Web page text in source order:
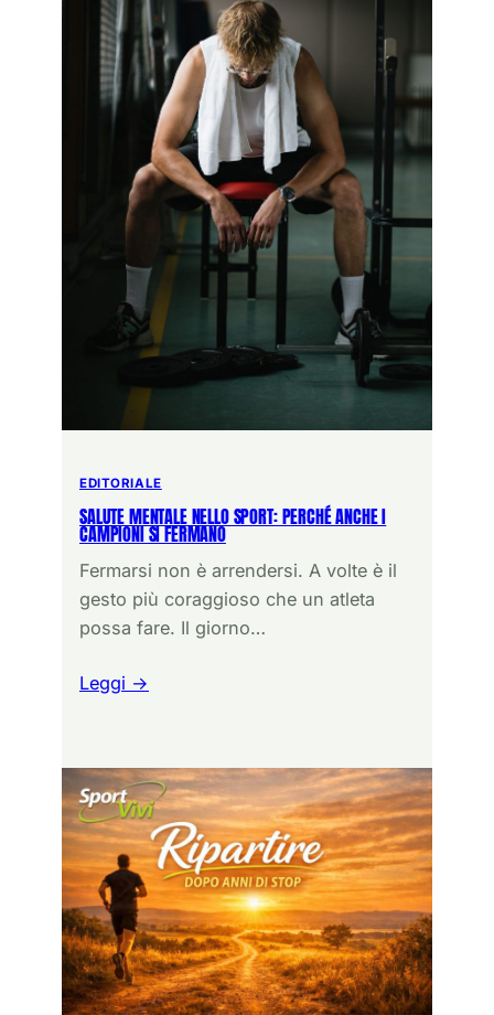
EDITORIALE
SALUTE MENTALE NELLO SPORT: PERCHÉ ANCHE I
CAMPIONI SI FERMANO
Fermarsi non è arrendersi. A volte è il
gesto più coraggioso che un atleta
possa fare. Il giorno…
Leggi →